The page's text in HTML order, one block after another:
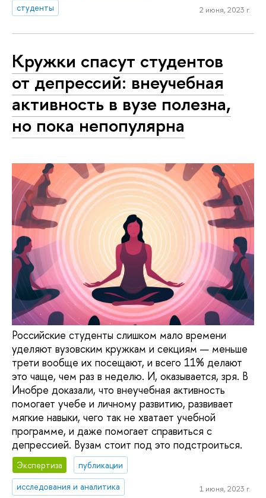
студенты
2 июня, 2023 г.
Кружки спасут студентов
от депрессий: внеучебная
активность в вузе полезна,
но пока непопулярна
Российские студенты слишком мало времени
уделяют вузовским кружкам и секциям — меньше
трети вообще их посещают, и всего 11% делают
это чаще, чем раз в неделю. И, оказывается, зря. В
Инобре доказали, что внеучебная активность
помогает учебе и личному развитию, развивает
мягкие навыки, чего так не хватает учебной
программе, и даже помогает справиться с
депрессией. Вузам стоит под это подстроиться.
Экспертиза
публикации
исследования и аналитика
1 июня, 2023 г.